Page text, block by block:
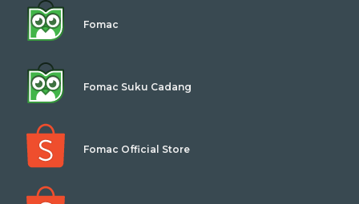
Fomac
Fomac Official Store
Fomac Suku Cadang